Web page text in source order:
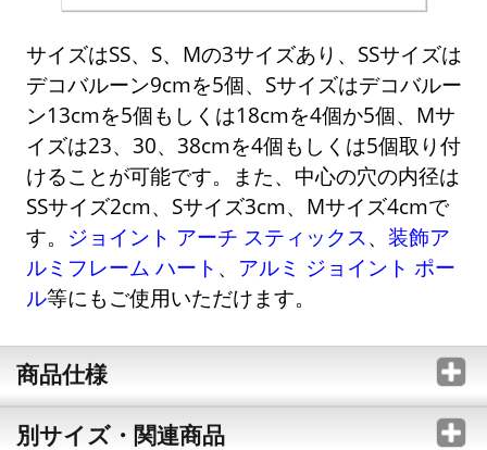
サイズはSS、S、Mの3サイズあり、SSサイズは
デコバルーン9cmを5個、Sサイズはデコバルー
ン13cmを5個もしくは18cmを4個か5個、Mサ
イズは23、30、38cmを4個もしくは5個取り付
けることが可能です。また、中心の穴の内径は
SSサイズ2cm、Sサイズ3cm、Mサイズ4cmで
す。 ジョイント アーチ スティックス 、 装飾ア
ルミフレーム ハート 、 アルミ ジョイント ポー
ル等にもご使用いただけます。
商品仕様
別サイズ・関連商品